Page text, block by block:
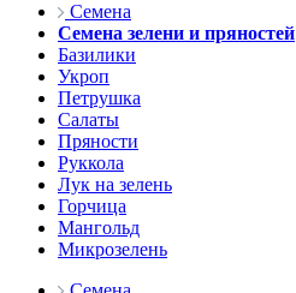
Семена
Семена зелени и пряностей
Базилики
Укроп
Петрушка
Салаты
Пряности
Руккола
Лук на зелень
Горчица
Мангольд
Микрозелень